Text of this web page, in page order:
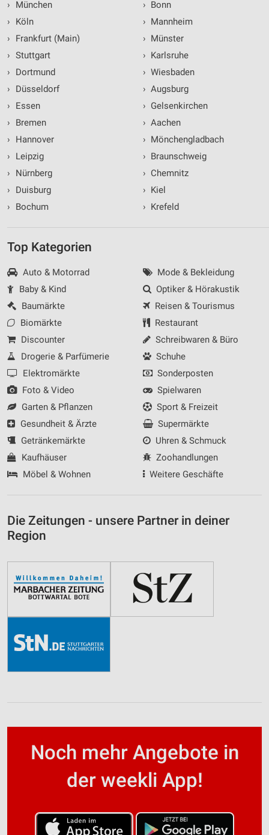
›
München
›
Köln
›
Frankfurt (Main)
› Stuttgart
›
Dortmund
›
Düsseldorf
›
Essen
›
Bremen
›
Hannover
›
Leipzig
›
Nürnberg
›
Duisburg
›
Bochum
› Bonn
› Mannheim
› Münster
› Karlsruhe
› Wiesbaden
› Augsburg
› Gelsenkirchen
› Aachen
› Mönchengladbach
› Braunschweig
› Chemnitz
› Kiel
› Krefeld
Top Kategorien
Auto & Motorrad
Baby & Kind
Baumärkte
Biomärkte
Discounter
Drogerie & Parfümerie
Elektromärkte
Foto & Video
Garten & Pflanzen
Gesundheit & Ärzte
Getränkemärkte
Kaufhäuser
Möbel & Wohnen
Mode & Bekleidung
Optiker & Hörakustik
Reisen & Tourismus
Restaurant
Schreibwaren & Büro
Schuhe
Sonderposten
Spielwaren
Sport & Freizeit
Supermärkte
Uhren & Schmuck
Zoohandlungen
Weitere Geschäfte
Die Zeitungen - unsere Partner in deiner
Region
Noch mehr Angebote in
der weekli App!